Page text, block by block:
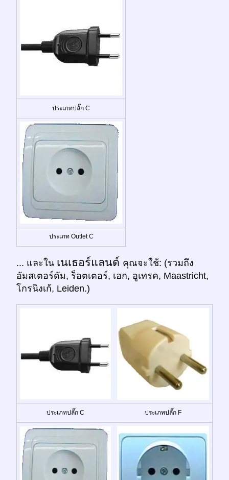
ประเภทปลั๊ก C
ประเภท Outlet C
... และใน เนเธอร์แลนด์ คุณจะใช้: (รวมถึง
อัมสเตอร์ดัม, ร็อตเตอร์, เฮก, อูเทรค, Maastricht,
โกรนิงเก้, Leiden.)
ประเภทปลั๊ก C ประเภทปลั๊ก F